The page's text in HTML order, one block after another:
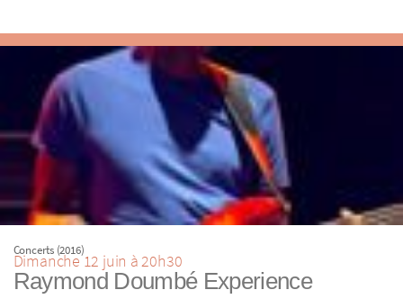
Concerts (2016)
Dimanche 12 juin à 20h30
Raymond Doumbé Experience